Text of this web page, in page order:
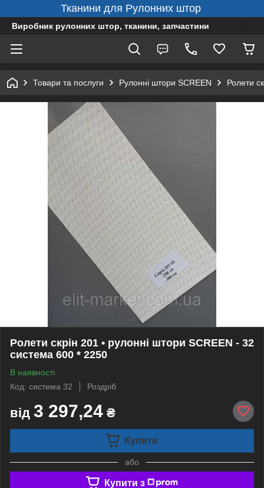
Тканини для Рулонних штор
Виробник рулонних штор, тканини, запчастини
Товари та послуги Рулонні штори SCREEN Ролети
Ролети скрін 201 • рулонні штори SCREEN - 32
система 600 * 2250
В наявності
Код: система 32
Роздріб
від 3 297,24 ₴
Купити
або
Купити з